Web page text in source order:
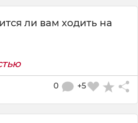
ли вам ходить на
+5
0